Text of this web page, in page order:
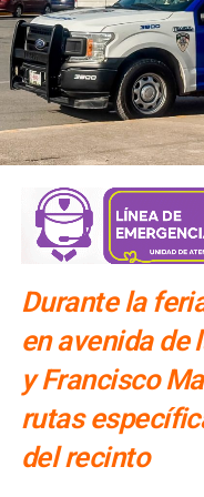
Secult presenta la
violencia”
Durante la
en avenida de
y Francisco
rutas
del recinto